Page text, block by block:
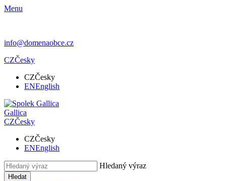
Menu
info@domenaobce.cz
CZČesky
CZČesky
ENEnglish
Gallica
CZČesky
CZČesky
ENEnglish
Hledaný výraz
Hledat